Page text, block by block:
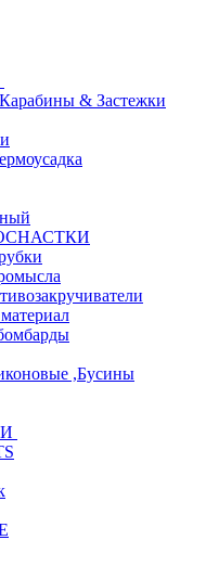
& Застежки
,Бусины